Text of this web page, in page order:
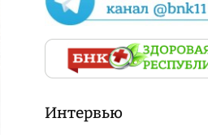
Интервью